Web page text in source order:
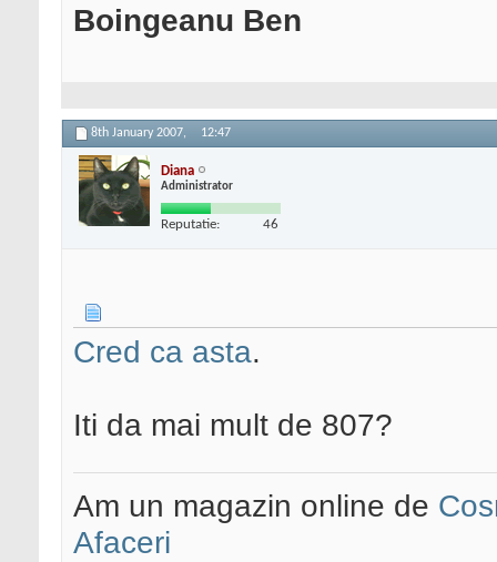
Boingeanu Ben
8th January 2007, 12:47
Diana
Administrator
Reputatie: 46
Cred ca asta.
Iti da mai mult de 807?
Am un magazin online de
Afaceri